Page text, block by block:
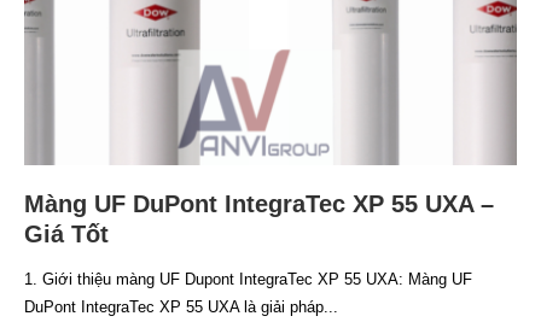
Màng UF DuPont IntegraTec XP 55 UXA –
Giá Tốt
1. Giới thiệu màng UF Dupont IntegraTec XP 55 UXA: Màng UF
DuPont IntegraTec XP 55 UXA là giải pháp...